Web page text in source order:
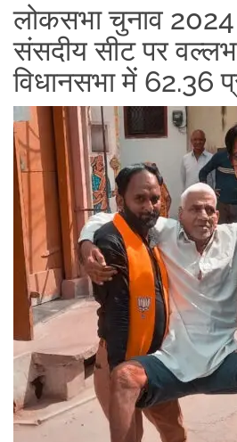
लोकसभा चुनाव 2024
संसदीय सीट पर
विधानसभा में 62.36